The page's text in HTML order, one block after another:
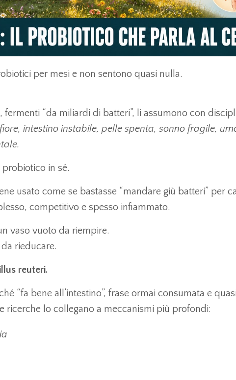
per mesi e non sentono quasi nulla.
“da miliardi di batteri”, li assumono con
intestino instabile, pelle spenta, sonno fragile,
probiotico in sé.
usato come se bastasse “mandare giù batteri” per
competitivo e spesso infiammato.
vaso vuoto da riempire.
rieducare.
reuteri.
“fa bene all’intestino”, frase ormai consumata e
ricerche lo collegano a meccanismi più profondi: